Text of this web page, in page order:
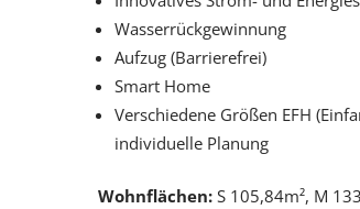
Wasserrückgewinnung
Aufzug (Barrierefrei)
Smart Home
Verschiedene Größen EFH
individuelle Planung
Wohnflächen: S 105,84m², M